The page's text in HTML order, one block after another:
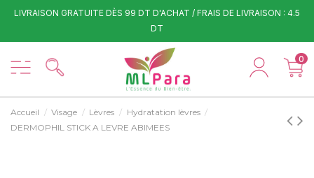
LIVRAISON GRATUITE DÈS 99 DT D'ACHAT / FRAIS DE LIVRAISON : 4.5
DT
0
Accueil Visage Lèvres
Hydratation lèvres
DERMOPHIL STICK A LEVRE ABIMEES